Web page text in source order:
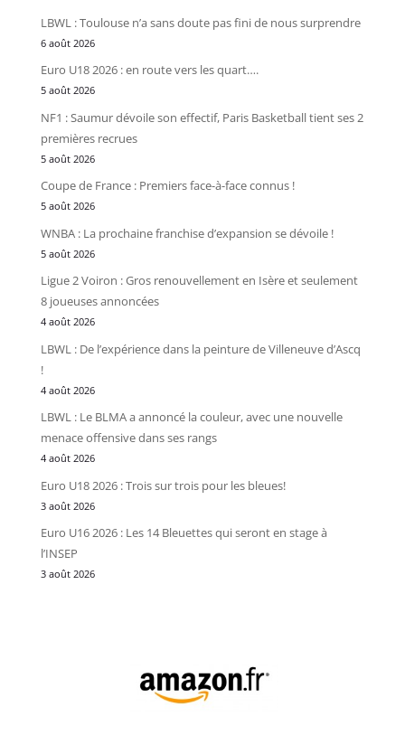
LBWL : Toulouse n’a sans doute pas fini de nous surprendre
6 août 2026
Euro U18 2026 : en route vers les quart….
5 août 2026
NF1 : Saumur dévoile son effectif, Paris Basketball tient ses 2
premières recrues
5 août 2026
Coupe de France : Premiers face-à-face connus !
5 août 2026
WNBA : La prochaine franchise d’expansion se dévoile !
5 août 2026
Ligue 2 Voiron : Gros renouvellement en Isère et seulement
8 joueuses annoncées
4 août 2026
LBWL : De l’expérience dans la peinture de Villeneuve d’Ascq
!
4 août 2026
LBWL : Le BLMA a annoncé la couleur, avec une nouvelle
menace offensive dans ses rangs
4 août 2026
Euro U18 2026 : Trois sur trois pour les bleues!
3 août 2026
Euro U16 2026 : Les 14 Bleuettes qui seront en stage à
l’INSEP
3 août 2026